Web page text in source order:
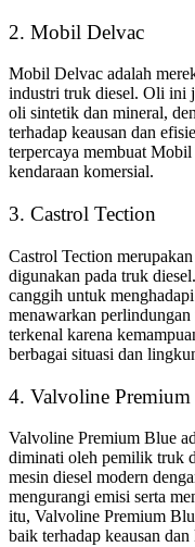
2. Mobil Delvac
Mobil Delvac adalah
industri truk diesel. Oli ini
oli sintetik dan mineral,
terhadap keausan dan
terpercaya membuat
kendaraan komersial.
3. Castrol Tection
Castrol Tection
digunakan pada truk
canggih untuk
menawarkan
terkenal karena
berbagai situasi dan
4. Valvoline
Valvoline Premium Blue
diminati oleh pemilik truk
mesin diesel modern
mengurangi emisi serta
itu, Valvoline Premium
baik terhadap keausan